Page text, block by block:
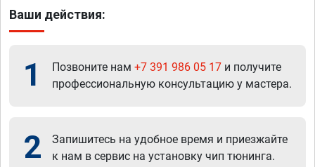
Ваши действия:
1 Позвоните нам +7 391 986 05 17 и получите
профессиональную консультацию у мастера.
2
Запишитесь на удобное время и приезжайте
к нам в сервис на установку чип тюнинга.